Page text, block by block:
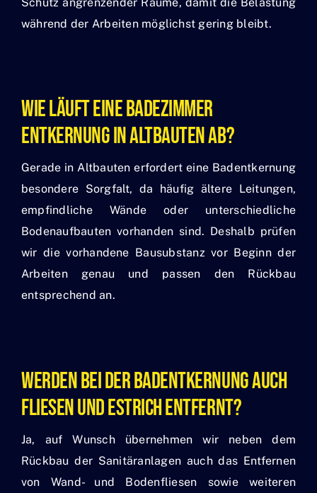
während der Arbeiten möglichst gering bleibt.
Wie Läuft Eine Badezimmer
Entkernung In Altbauten Ab?
Gerade in Altbauten erfordert eine Badentkernung
besondere Sorgfalt, da häufig ältere Leitungen,
empfindliche Wände oder unterschiedliche
Bodenaufbauten vorhanden sind. Deshalb prüfen
wir die vorhandene Bausubstanz vor Beginn der
Arbeiten genau und passen den Rückbau
entsprechend an.
Werden Bei Der Badentkernung Auch
Fliesen Und Estrich Entfernt?
Ja, auf Wunsch übernehmen wir neben dem
Rückbau der Sanitäranlagen auch das Entfernen
von Wand- und Bodenfliesen sowie weiteren